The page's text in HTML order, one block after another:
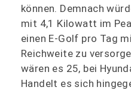
können. Demnach
mit 4,1 Kilowatt im
einen E-Golf pro Tag
Reichweite zu
wären es 25, bei
Handelt es sich